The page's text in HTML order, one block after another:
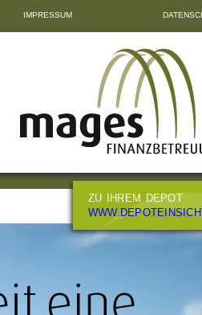
IMPRESSUM
ZU IHREM DEPOT